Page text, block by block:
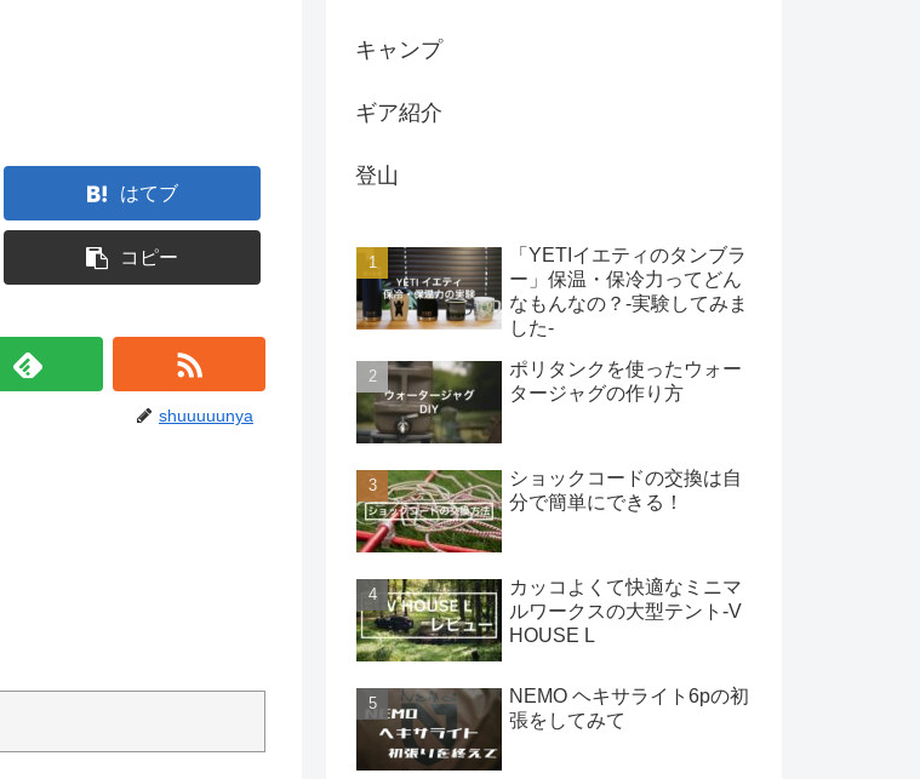
はてブ
コピー
shuuuuunya
キャンプ
ギア紹介
登山
「YETIイエティのタンブラ
ー」保温・保冷力ってどん
なもんなの？-実験してみま
した-
ポリタンクを使ったウォー
タージャグの作り方
ショックコードの交換は自
分で簡単にできる！
カッコよくて快適なミニマ
ルワークスの大型テント-V
HOUSE L
NEMO ヘキサライト6pの初
張をしてみて